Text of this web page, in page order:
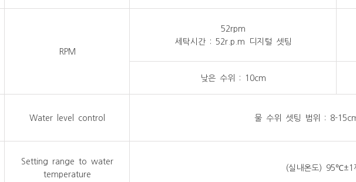
RPM
52rpm
세탁시간 : 52r.p.m 디지털 셋팅
낮은 수위 : 10cm
Water level control 물 수위 셋팅 범위 : 8-
Setting range to water
temperature
(실내온도) 95℃±1